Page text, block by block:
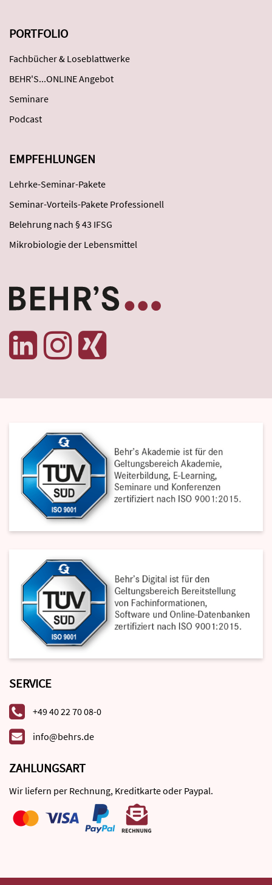
PORTFOLIO
Fachbücher & Loseblattwerke
BEHR'S...ONLINE Angebot
Seminare
Podcast
EMPFEHLUNGEN
Lehrke-Seminar-Pakete
Seminar-Vorteils-Pakete Professionell
Belehrung nach § 43 IFSG
Mikrobiologie der Lebensmittel
SERVICE
+49 40 22 70 08-0
info@behrs.de
ZAHLUNGSART
Wir liefern per Rechnung, Kreditkarte oder Paypal.